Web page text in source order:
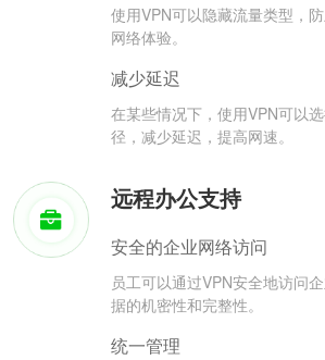
使用VPN可以隐藏流量类型，
网络体验。
减少延迟
在某些情况下，使用VPN可以
径，减少延迟，提高网速。
远程办公支持
安全的企业网络访问
员工可以通过VPN安全地访问
据的机密性和完整性。
统一管理